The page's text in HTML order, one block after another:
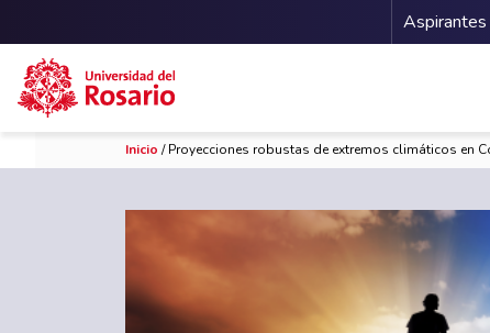
Pasar al contenido principal
Aspirantes
Inicio / Proyecciones robustas de extremos climáticos en